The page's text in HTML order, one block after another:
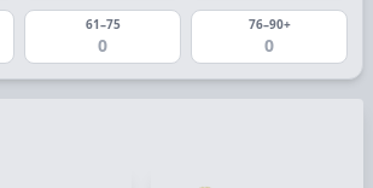
61–75
0
76–90+
0